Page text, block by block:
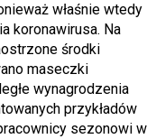
właśnie wtedy
koronawirusa. Na
środki
maseczki
wynagrodzenia
przykładów
sezonowi w